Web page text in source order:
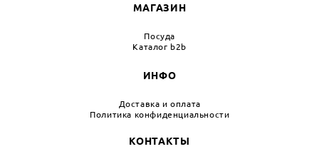
МАГАЗИН
Посуда
Каталог b2b
ИНФО
Доставка и оплата
Политика конфиденциальности
КОНТАКТЫ